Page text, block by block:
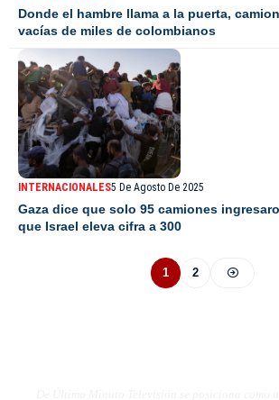
Donde el hambre llama a la puerta,
vacías de miles de colombianos
INTERNACIONALES5 De Agosto De 2025
Gaza dice que solo 95 camiones
que Israel eleva cifra a 300
1 2